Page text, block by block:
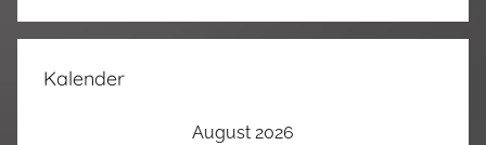
Kalender
August 2026